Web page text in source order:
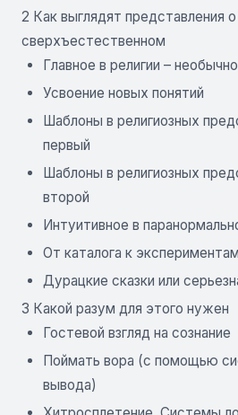
2 Как выглядят представления о
сверхъестественном
Главное в религии –
Усвоение новых понятий
Шаблоны в религиозных
первый
Шаблоны в религиозных
второй
Интуитивное в
От каталога к экспериментам
Дурацкие сказки или
3 Какой разум для этого нужен
Гостевой взгляд на сознание
Поймать вора (с помощью
вывода)